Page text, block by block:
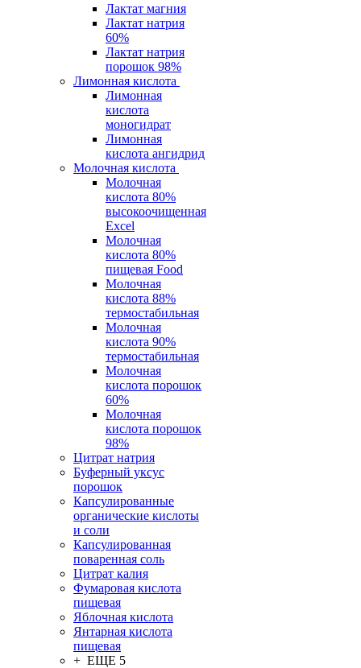
Лактат магния
Лактат натрия
60%
Лактат натрия
порошок 98%
Лимонная кислота
Лимонная
кислота
моногидрат
Лимонная
кислота ангидрид
Молочная кислота
Молочная
кислота 80%
высокоочищенная
Excel
Молочная
кислота 80%
пищевая Food
Молочная
кислота 88%
термостабильная
Молочная
кислота 90%
термостабильная
Молочная
кислота порошок
60%
Молочная
кислота порошок
98%
Цитрат натрия
Буферный уксус
порошок
Капсулированные
органические кислоты
и соли
Капсулированная
поваренная соль
Цитрат калия
Фумаровая кислота
пищевая
Яблочная кислота
Янтарная кислота
пищевая
+ ЕЩЕ 5